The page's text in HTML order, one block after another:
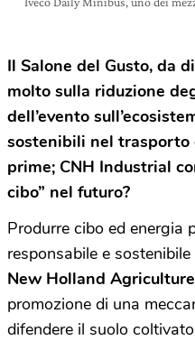
Il Salone del Gusto, da
molto sulla riduzione
dell’evento
sostenibili nel trasporto
prime; CNH Industrial
cibo” nel futuro?
Produrre cibo ed energia
responsabile e
New Holland Agriculture
promozione di una
difendere il suolo